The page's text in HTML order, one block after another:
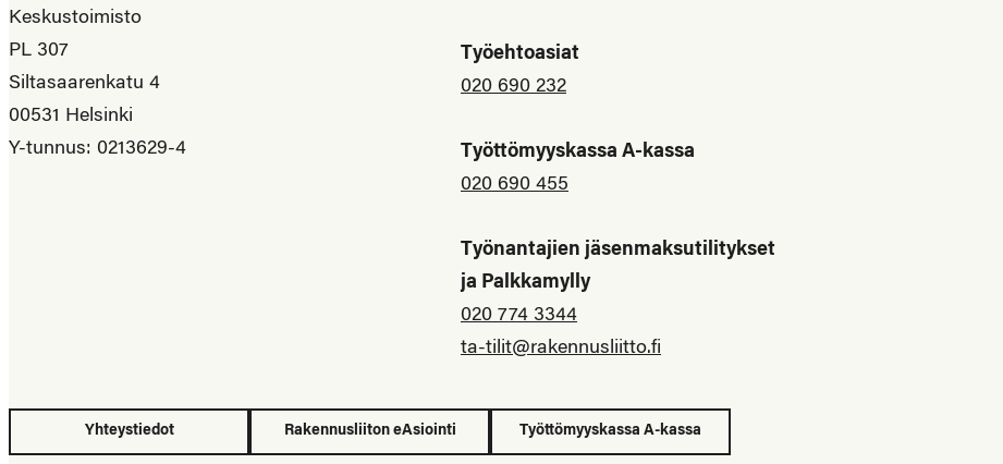
Keskustoimisto
PL 307
Siltasaarenkatu 4
00531 Helsinki
Y-tunnus: 0213629-4
Työehtoasiat
020 690 232
Työttömyyskassa A-kassa
020 690 455
Työnantajien jäsenmaksutilitykset
ja Palkkamylly
020 774 3344
ta-tilit@rakennusliitto.fi
Yhteystiedot Rakennusliiton eAsiointi Työttömyyskassa A-kassa